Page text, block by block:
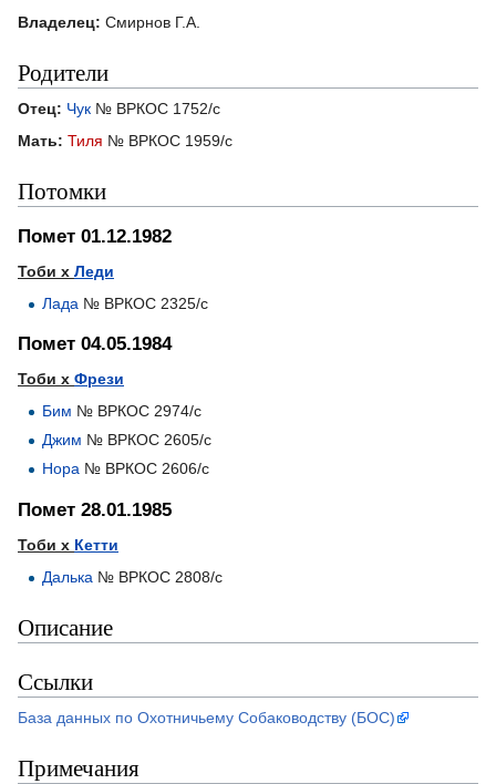
Владелец: Смирнов Г.А.
Родители
Отец: Чук № ВРКОС 1752/с
Мать: Тиля № ВРКОС 1959/с
Потомки
Помет 01.12.1982
Тоби х Леди
Лада № ВРКОС 2325/с
Помет 04.05.1984
Тоби х Фрези
Бим № ВРКОС 2974/с
Джим № ВРКОС 2605/с
Нора № ВРКОС 2606/с
Помет 28.01.1985
Тоби х Кетти
Далька № ВРКОС 2808/с
Описание
Ссылки
База данных по Охотничьему Собаководству (БОС)
Примечания